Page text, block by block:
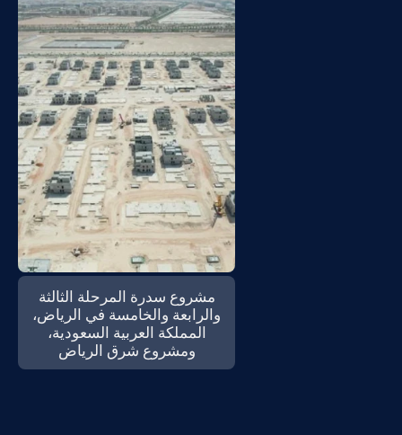
مشروع سدرة المرحلة الثالثة
والرابعة والخامسة في الرياض،
المملكة العربية السعودية،
ومشروع شرق الرياض